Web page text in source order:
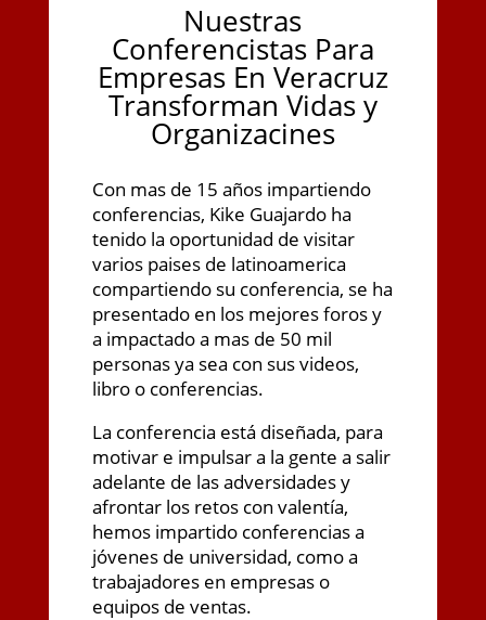
Nuestras
Conferencistas Para
Empresas En Veracruz
Transforman Vidas y
Organizacines
Con mas de 15 años impartiendo
conferencias, Kike Guajardo ha
tenido la oportunidad de visitar
varios paises de latinoamerica
compartiendo su conferencia, se ha
presentado en los mejores foros y
a impactado a mas de 50 mil
personas ya sea con sus videos,
libro o conferencias.
La conferencia está diseñada, para
motivar e impulsar a la gente a salir
adelante de las adversidades y
afrontar los retos con valentía,
hemos impartido conferencias a
jóvenes de universidad, como a
trabajadores en empresas o
equipos de ventas.